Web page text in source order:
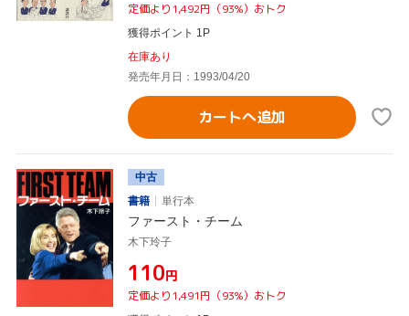
定価より1,492円（93%）おトク
獲得ポイント 1P
在庫あり
発売年月日：1993/04/20
カートへ追加
中古
書籍
単行本
ファースト・チーム
木下玲子
¥110円
定価より1,491円（93%）おトク